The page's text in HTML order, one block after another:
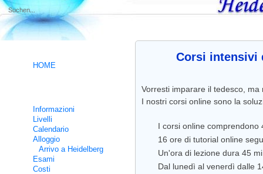
HOME
Informazioni
Livelli
Calendario
Alloggio
Arrivo a Heidelberg
Esami
Costi
Corsi intensivi
Vorresti imparare il tedesco,
I nostri corsi online sono la
I corsi online
16 ore di tutorial online
Un'ora di lezione dura 45
Dal lunedì al venerdì dalle